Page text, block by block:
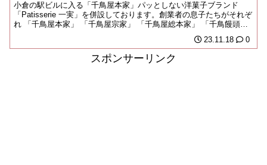
小倉の駅ビルに入る「千鳥屋本家」パッとしない洋菓子ブランド
「Patisserie 一実」を併設しております。創業者の息子たちがそれぞ
れ 「千鳥屋本家」 「千鳥屋宗家」 「千鳥屋総本家」 「千鳥饅頭総
23.11.18 0
スポンサーリンク